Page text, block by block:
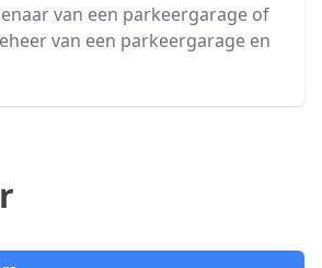
van een parkeergarage of
van een parkeergarage en